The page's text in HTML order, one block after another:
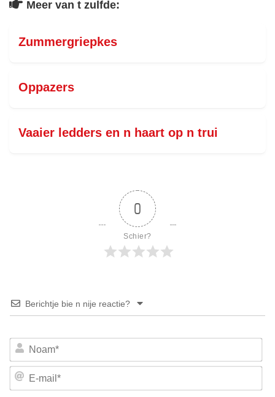
Meer van t zulfde:
Zummergriepkes
Oppazers
Vaaier ledders en n haart op n trui
0
Schier?
Berichtje bie n nije reactie?
E-